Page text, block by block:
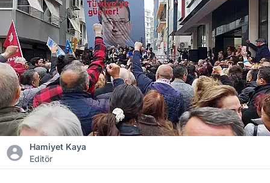
Hamiyet Kaya
Editör